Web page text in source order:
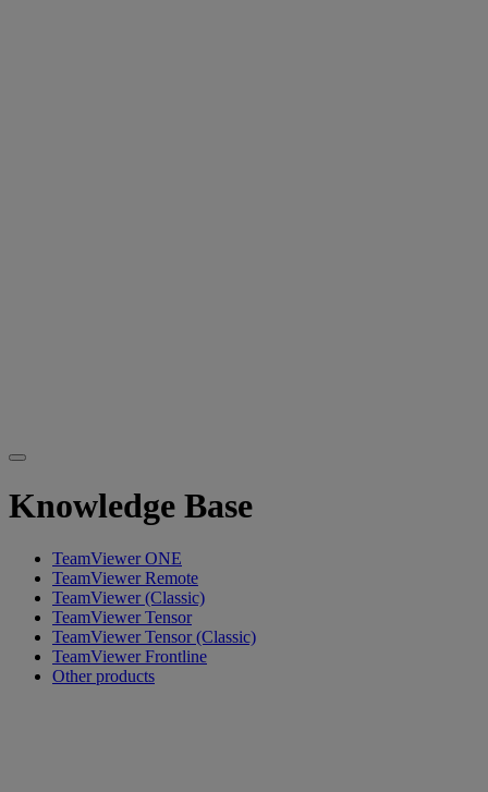
Knowledge Base
TeamViewer ONE
TeamViewer Remote
TeamViewer (Classic)
TeamViewer Tensor
TeamViewer Tensor (Classic)
TeamViewer Frontline
Other products